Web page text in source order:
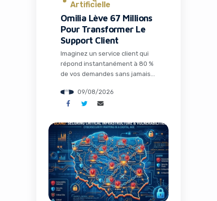
Artificielle
Omilia Lève 67 Millions
Pour Transformer Le
Support Client
Imaginez un service client qui
répond instantanément à 80 %
de vos demandes sans jamais
parfaitement votre historique
et qui optimise chaque
satisfaction tout en réduisant
drastiquement les coûts. Ce
n’est plus de la science-fiction :
c’est la réalité que construit
Omilia, une société grecque qui
vient de […]
09/08/2026